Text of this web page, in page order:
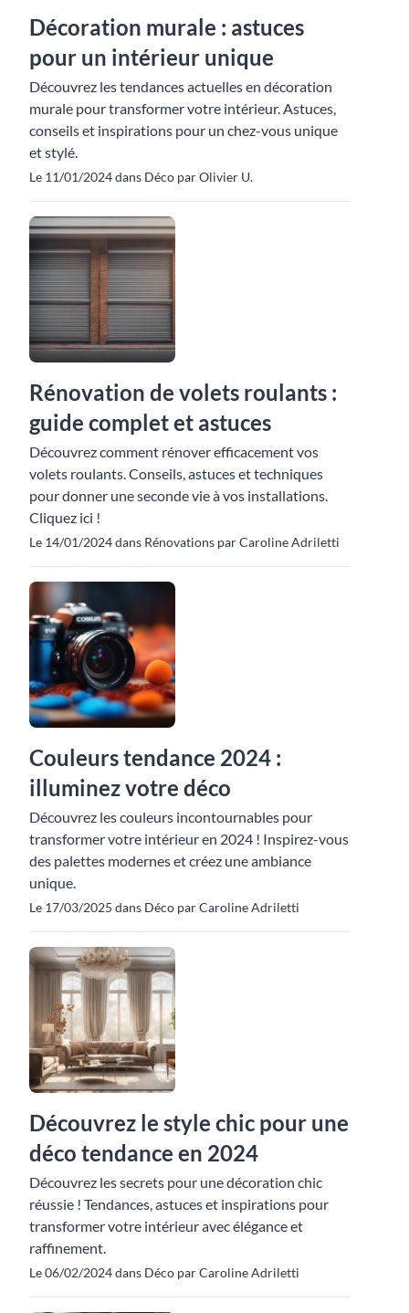
Décoration murale : astuces
pour un intérieur unique
Découvrez les tendances actuelles en décoration
murale pour transformer votre intérieur. Astuces,
conseils et inspirations pour un chez-vous unique
et stylé.
Le 11/01/2024 dans Déco par Olivier U.
Rénovation de volets roulants :
guide complet et astuces
Découvrez comment rénover efficacement vos
volets roulants. Conseils, astuces et techniques
pour donner une seconde vie à vos installations.
Cliquez ici !
Le 14/01/2024 dans Rénovations par Caroline Adriletti
Couleurs tendance 2024 :
illuminez votre déco
Découvrez les couleurs incontournables pour
transformer votre intérieur en 2024 ! Inspirez-vous
des palettes modernes et créez une ambiance
unique.
Le 17/03/2025 dans Déco par Caroline Adriletti
Découvrez le style chic pour une
déco tendance en 2024
Découvrez les secrets pour une décoration chic
réussie ! Tendances, astuces et inspirations pour
transformer votre intérieur avec élégance et
raffinement.
Le 06/02/2024 dans Déco par Caroline Adriletti